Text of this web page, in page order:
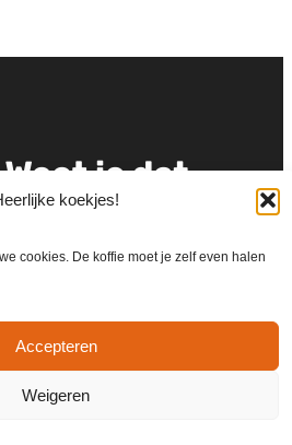
koekjes!
cookies. De koffie moet je zelf even halen
Accepteren
Weigeren